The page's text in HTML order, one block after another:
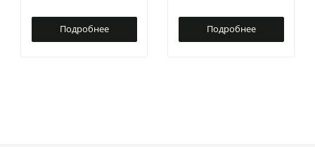
Подробнее Подробнее